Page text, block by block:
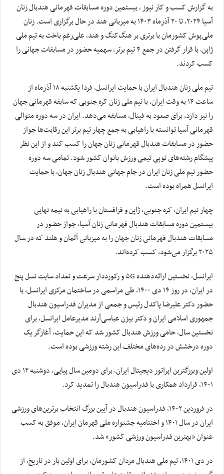
به گزارش کسب و کار نیوز ، بیستمین دوره مسابقات قهرمانی هندبال زنان
آسیا ۲۰۲۴، تا ۲۰ آذرماه ۱۴۰۳ به میزبانی هند در حال برگزاری است. زنان
ملی‌پوش کشورمان با برتری بر هنگ‌کنگ و هند، علی‌رغم باخت به تیم ملی
ژاپن، با قرار گرفتن در جمع ۴ تیم برتر، سهمیه حضور در مسابقات جهانی را
کسب کردند.
تیم ملی زنان هندبال ایران با حمایت ایرانسل، فردا یکشنبه ۱۸ آذرماه از
ساعت ۱۴ به وقت ایران، با تیم ملی زنان کره جنوبی که سابقه قهرمانی جهان
را نیز دارد، برای صعود به فینال، مسابقه می‌دهد. ایران در سه دوره متوالی
قهرمانی آسیا توانسته با راهیابی به جمع چهار تیم برتر این رقابت‌ها جواز
حضور در مسابقات هندبال قهرمانی زنان جهان را کسب کند و از این نظر
پیشگام رشته‌های توپی تیمی ورزش بانوان کشور شود. تمامی سه دوره
حضور تیم ملی زنان ایران در جام جهانی هندبال زنان جهان، با حمایت
ایرانسل همراه بوده است.
چهار تیم ایران، کره جنوبی، ژاپن و قزاقستان با راهیابی به نیمه نهایی
بیستمین دوره مسابقات هندبال قهرمانی زنان آسیا، جواز حضور در
مسابقات هندبال قهرمانی زنان جهان را به میزبانی آلمان و هلند که در سال
۲۰۲۵ برگزار می‌شود، کسب کرده‌اند.
ایرانسل، نخستین ارائه‌دهنده ۵G و رکورددار سرعت و تعداد سایت نسل پنج
در ایران، در روز ۱۴ دی ۱۴۰۰، طی مراسمی در ساختمان مرکزی ایرانسل، با
حضور دکتر علیرضا پاکدل رئیس و جمعی از مدیران فدراسیون هندبال
جمهوری اسلامی ایران و دکتر بیژن عباسی‌آرند مدیرعامل ایرانسل، برای
نخستین سال، حامی ورزش هندبال کشور شد که این حمایت، آغازگر یک
دوره درخشش در رده‌های مختلف این رشته ورزشی بوده است.
اولین وبزرگترین اپراتور دیجیتال ایران، برای دومین سال پیاپی، دوشنبه ۱۲ دی
۱۴۰۱، قرارداد همکاری با فدراسیون هندبال را تمدید کرد.
در فروردین ۱۴۰۲، فدراسیون هندبال در آیین بزرگ انتخاب برترین‌های ورزشی
ایران در سال ۱۴۰۱ و اختتامیه جشنواره ملی قهرمان ایران، موفق به کسب
عنوان «بهترین فدراسیون ورزشی کشور» شد.
در دی ۱۴۰۱، تیم ملی هندبال مردان کشورمان، برای اولین بار در تاریخ، از